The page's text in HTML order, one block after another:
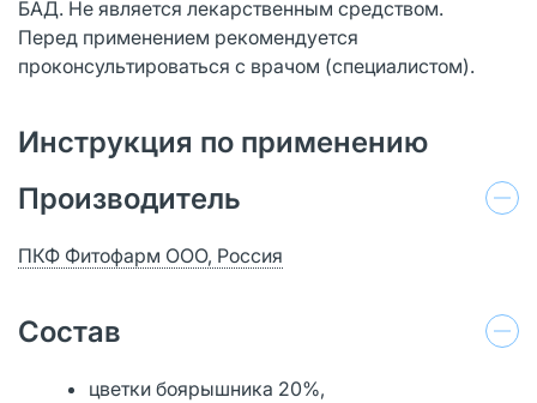
БАД. Не является лекарственным средством.
Перед применением рекомендуется
проконсультироваться с врачом (специалистом).
Инструкция по применению
Производитель
ПКФ Фитофарм ООО, Россия
Состав
цветки боярышника 20%,